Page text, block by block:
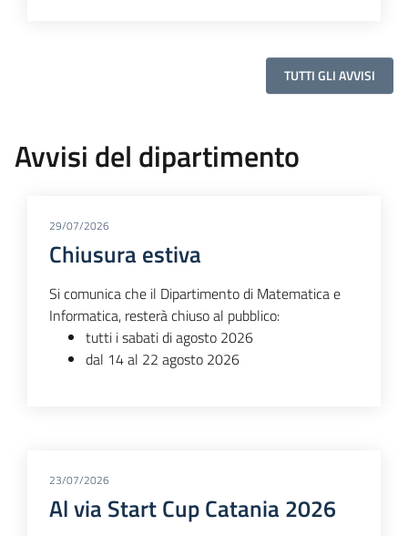
TUTTI GLI AVVISI
Avvisi del dipartimento
29/07/2026
Chiusura estiva
Si comunica che il Dipartimento di Matematica e
Informatica, resterà chiuso al pubblico:
tutti i sabati di agosto 2026
dal 14 al 22 agosto 2026
23/07/2026
Al via Start Cup Catania 2026